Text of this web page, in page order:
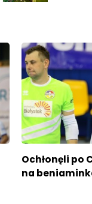
Ochłonęli po
na